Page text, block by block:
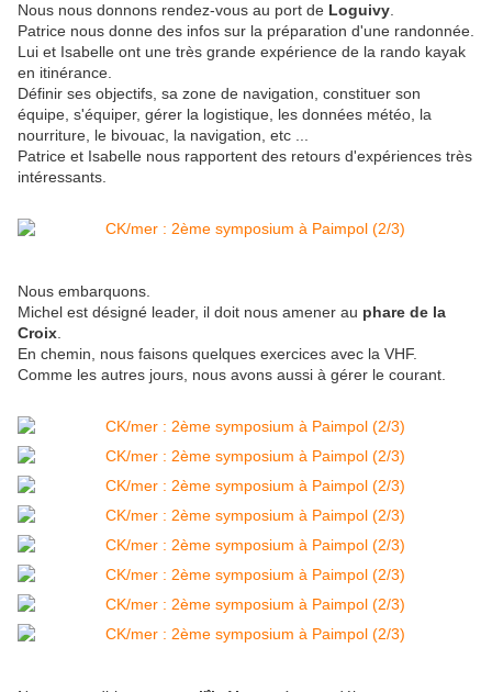
Nous nous donnons rendez-vous au port de Loguivy
Patrice nous donne des infos sur la préparation d'une randonnée.
Lui et Isabelle ont une très grande expérience de la rando kayak
en itinérance.
Définir ses objectifs, sa zone de navigation, constituer son
équipe, s'équiper, gérer la logistique, les données météo, la
nourriture, le bivouac, la navigation, etc ...
Patrice et Isabelle nous rapportent des retours d'expériences très
intéressants.
Nous embarquons.
Michel est désigné leader, il doit nous amener au phare de la
Croix
En chemin, nous faisons quelques exercices avec la VHF.
Comme les autres jours, nous avons aussi à gérer le courant.